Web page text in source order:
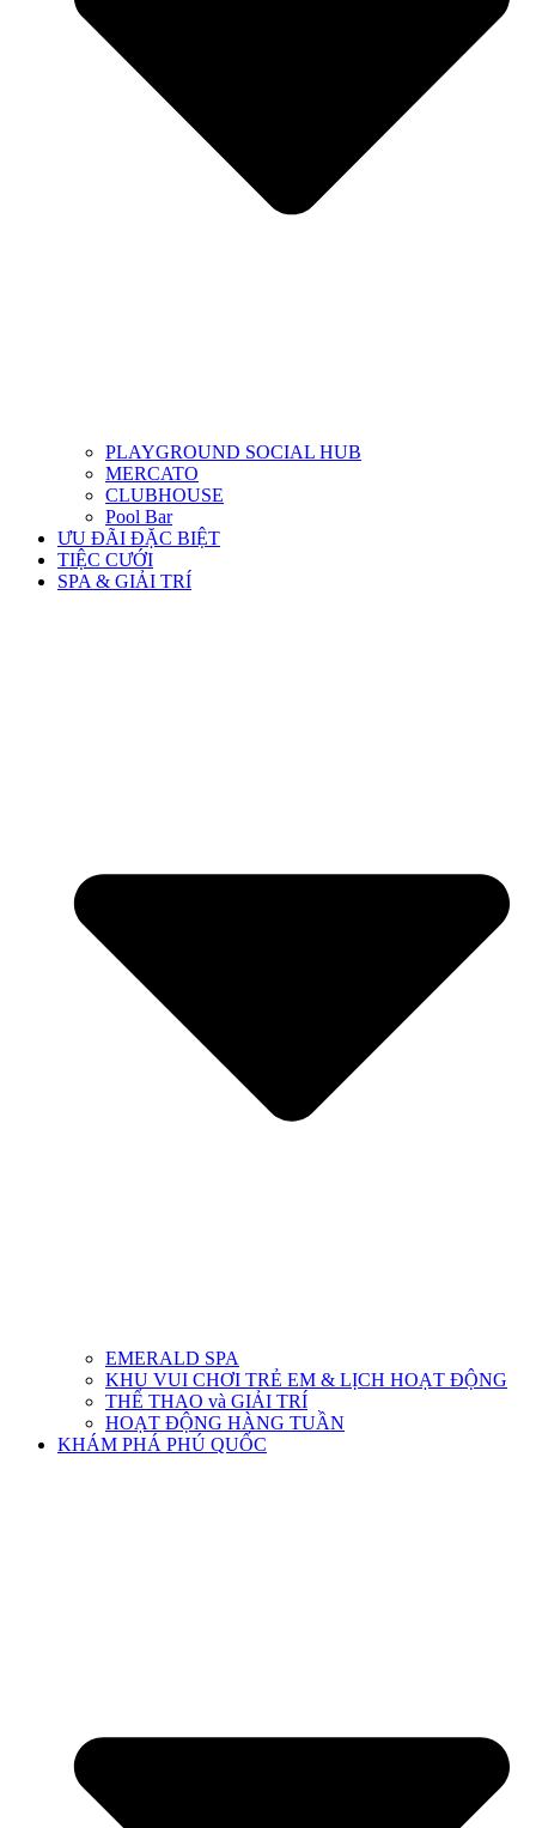
PLAYGROUND SOCIAL HUB
MERCATO
CLUBHOUSE
Pool Bar
ƯU ĐÃI ĐẶC BIỆT
TIỆC CƯỚI
SPA & GIẢI TRÍ
EMERALD SPA
KHU VUI CHƠI TRẺ EM & LỊCH HOẠT ĐỘNG
THỂ THAO và GIẢI TRÍ
HOẠT ĐỘNG HÀNG TUẦN
KHÁM PHÁ PHÚ QUỐC